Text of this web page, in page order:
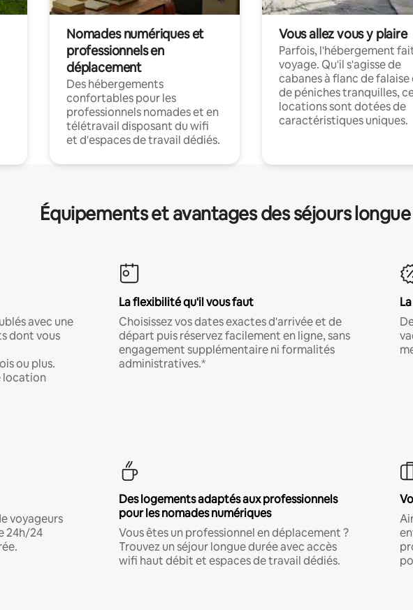
Nomades numériques et
professionnels en
déplacement
Des hébergements
confortables pour les
professionnels nomades et en
télétravail disposant du wifi
et d'espaces de travail dédiés.
Vous allez vous y plaire
Parfois, l'hébergement
voyage. Qu'il s'agisse de
cabanes à flanc de falaise
de péniches tranquilles,
locations sont dotées de
caractéristiques uniques.
Équipements et avantages des séjours
avec une
dont vous
ou plus.
location
La flexibilité qu'il vous faut
Choisissez vos dates exactes d'arrivée et de
départ puis réservez facilement en ligne, sans
engagement supplémentaire ni formalités
administratives.*
voyageurs
24h/24
Des logements adaptés aux professionnels
pour les nomades numériques
Vous êtes un professionnel en déplacement ?
Trouvez un séjour longue durée avec accès
wifi haut débit et espaces de travail dédiés.